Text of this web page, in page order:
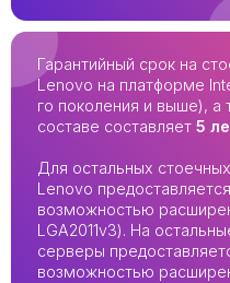
Гарантийный срок на
Lenovo на платформе
го поколения и выше),
составе составляет 5
Для остальных
Lenovo
возможностью
LGA2011v3). На
серверы
возможностью